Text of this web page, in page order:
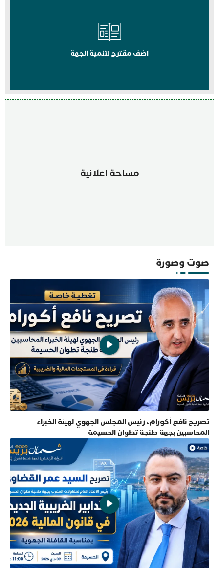
اضف مقترح لتنمية الجهة
مساحة اعلانية
صوت وصورة
تصريح نافع أكورام، رئيس المجلس الجهوي لهيئة الخبراء
المحاسبين بجهة طنجة تطوان الحسيمة